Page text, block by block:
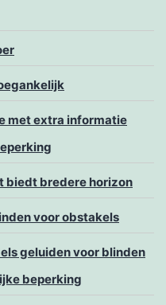
met extra informatie
biedt bredere horizon
voor obstakels
geluiden voor blinden
beperking